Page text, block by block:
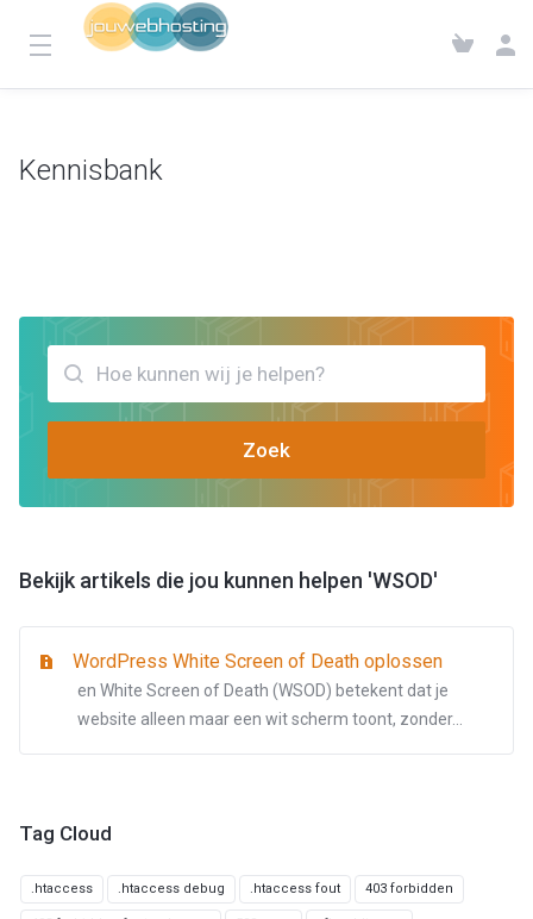
Kennisbank
Zoek
Bekijk artikels die jou kunnen helpen 'WSOD'
WordPress White Screen of Death oplossen
en White Screen of Death (WSOD) betekent dat je
website alleen maar een wit scherm toont, zonder...
Tag Cloud
.htaccess .htaccess debug .htaccess fout 403 forbidden